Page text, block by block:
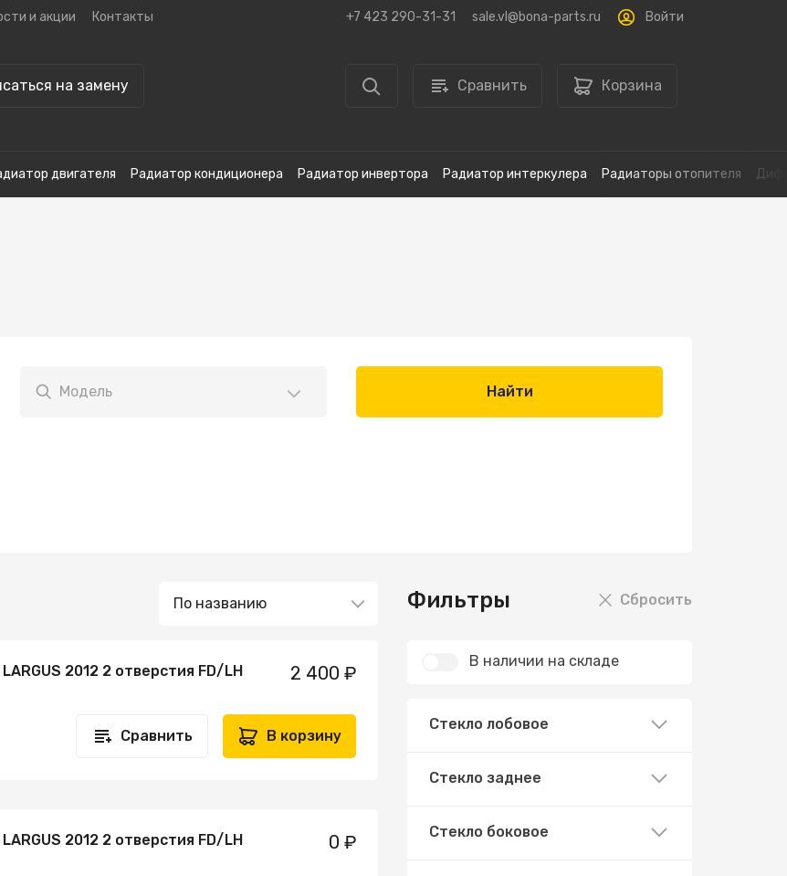
и акции Контакты +7 423 290-31-31 sale.vl@bona-parts.ru Войти
на замену Сравнить Корзина
двигателя Радиатор кондиционера Радиатор инвертора Радиатор интеркулера Радиаторы отопителя
Модель Найти
2012 2 отверстия FD/LH
2 400 ₽
Сравнить В корзину
2012 2 отверстия FD/LH
0 ₽
Фильтры Сбросить
В наличии на складе
Стекло лобовое
Стекло заднее
Стекло боковое